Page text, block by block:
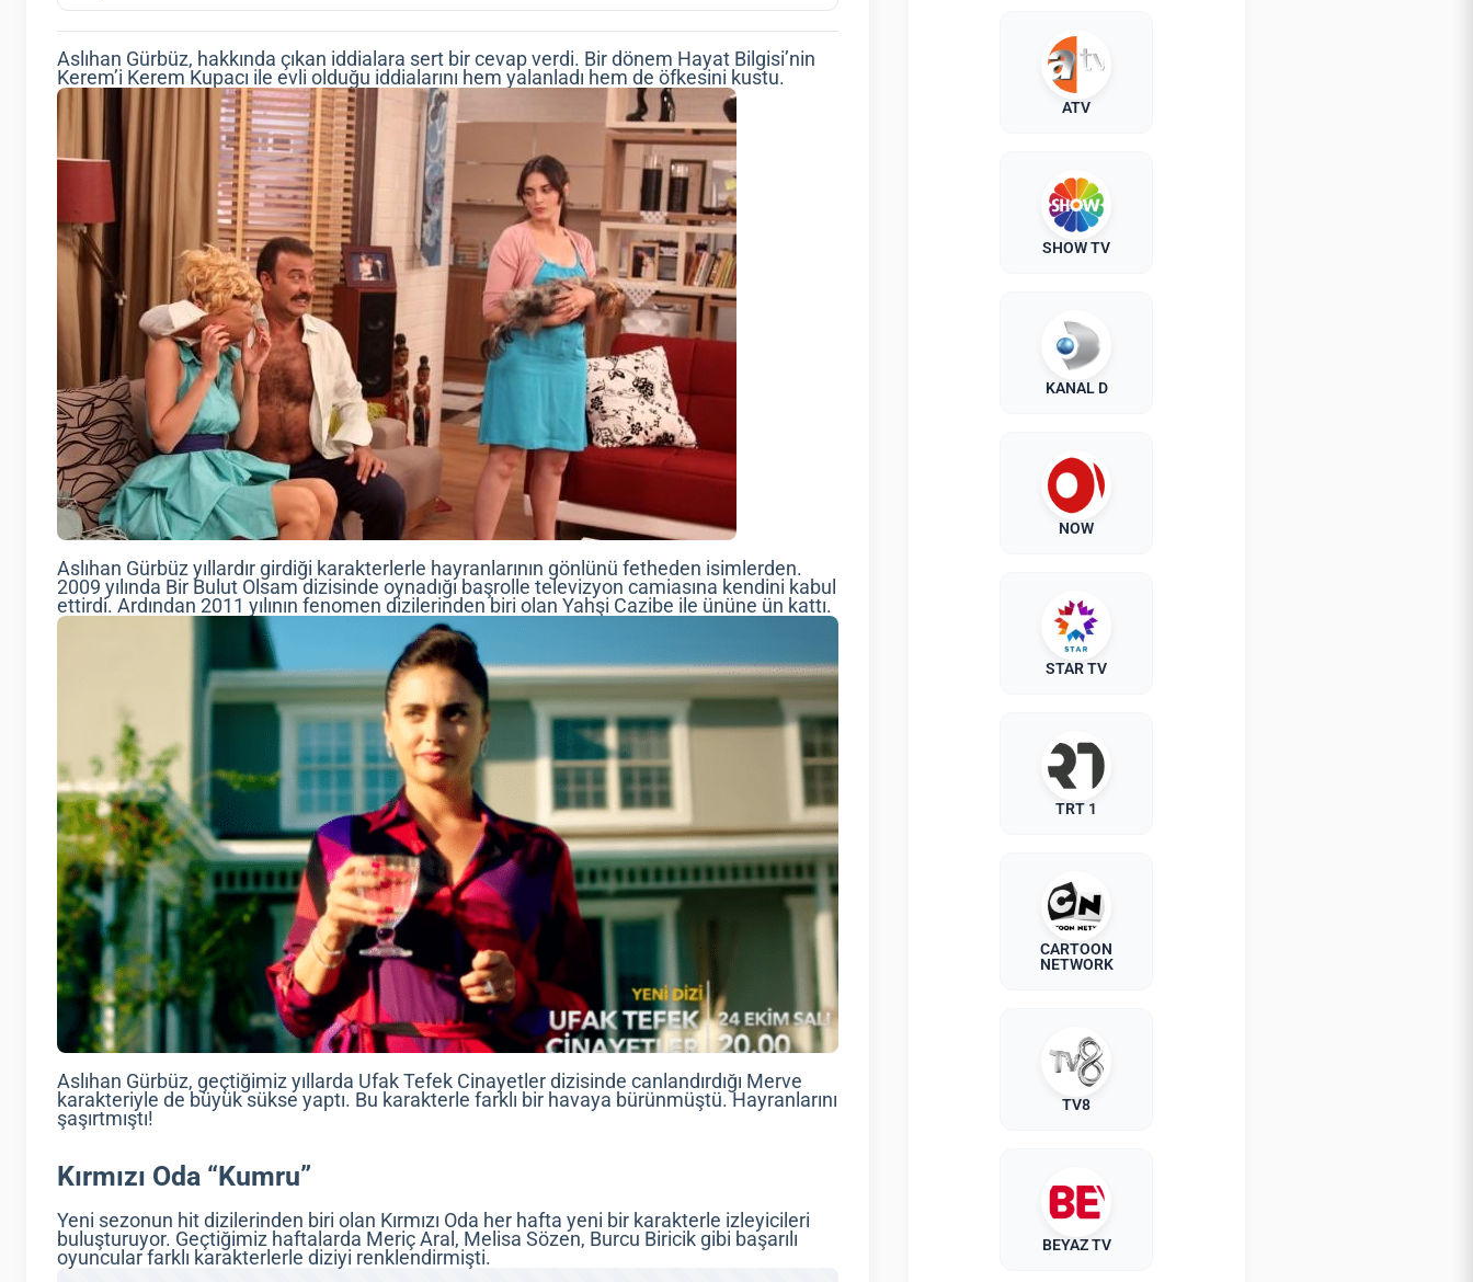
Aslıhan Gürbüz, hakkında çıkan iddialara sert bir cevap verdi. Bir dönem Hayat Bilgisi’nin
Kerem’i Kerem Kupacı ile evli olduğu iddialarını hem yalanladı hem de öfkesini kustu.
Aslıhan Gürbüz yıllardır girdiği karakterlerle hayranlarının gönlünü fetheden isimlerden.
2009 yılında Bir Bulut Olsam dizisinde oynadığı başrolle televizyon camiasına kendini kabul
ettirdi. Ardından 2011 yılının fenomen dizilerinden biri olan Yahşi Cazibe ile ününe ün kattı.
Aslıhan Gürbüz, geçtiğimiz yıllarda Ufak Tefek Cinayetler dizisinde canlandırdığı Merve
karakteriyle de büyük sükse yaptı. Bu karakterle farklı bir havaya bürünmüştü. Hayranlarını
şaşırtmıştı!
Kırmızı Oda “Kumru”
Yeni sezonun hit dizilerinden biri olan Kırmızı Oda her hafta yeni bir karakterle izleyicileri
buluşturuyor. Geçtiğimiz haftalarda Meriç Aral, Melisa Sözen, Burcu Biricik gibi başarılı
oyuncular farklı karakterlerle diziyi renklendirmişti.
ATV
SHOW TV
KANAL D
NOW
STAR TV
TRT 1
CARTOON
NETWORK
TV8
BEYAZ TV